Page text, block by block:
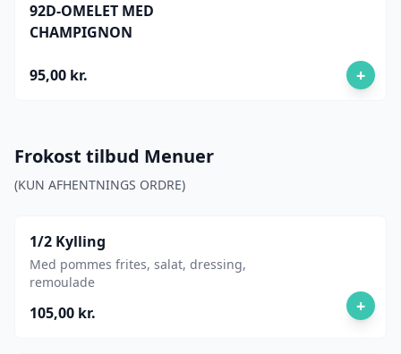
92D-OMELET MED
CHAMPIGNON
95,00 kr. +
Frokost tilbud Menuer
(KUN AFHENTNINGS ORDRE)
1/2 Kylling
Med pommes frites, salat, dressing,
remoulade
105,00 kr. +